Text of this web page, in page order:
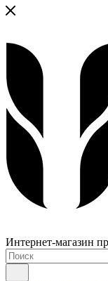
Интернет-магазин